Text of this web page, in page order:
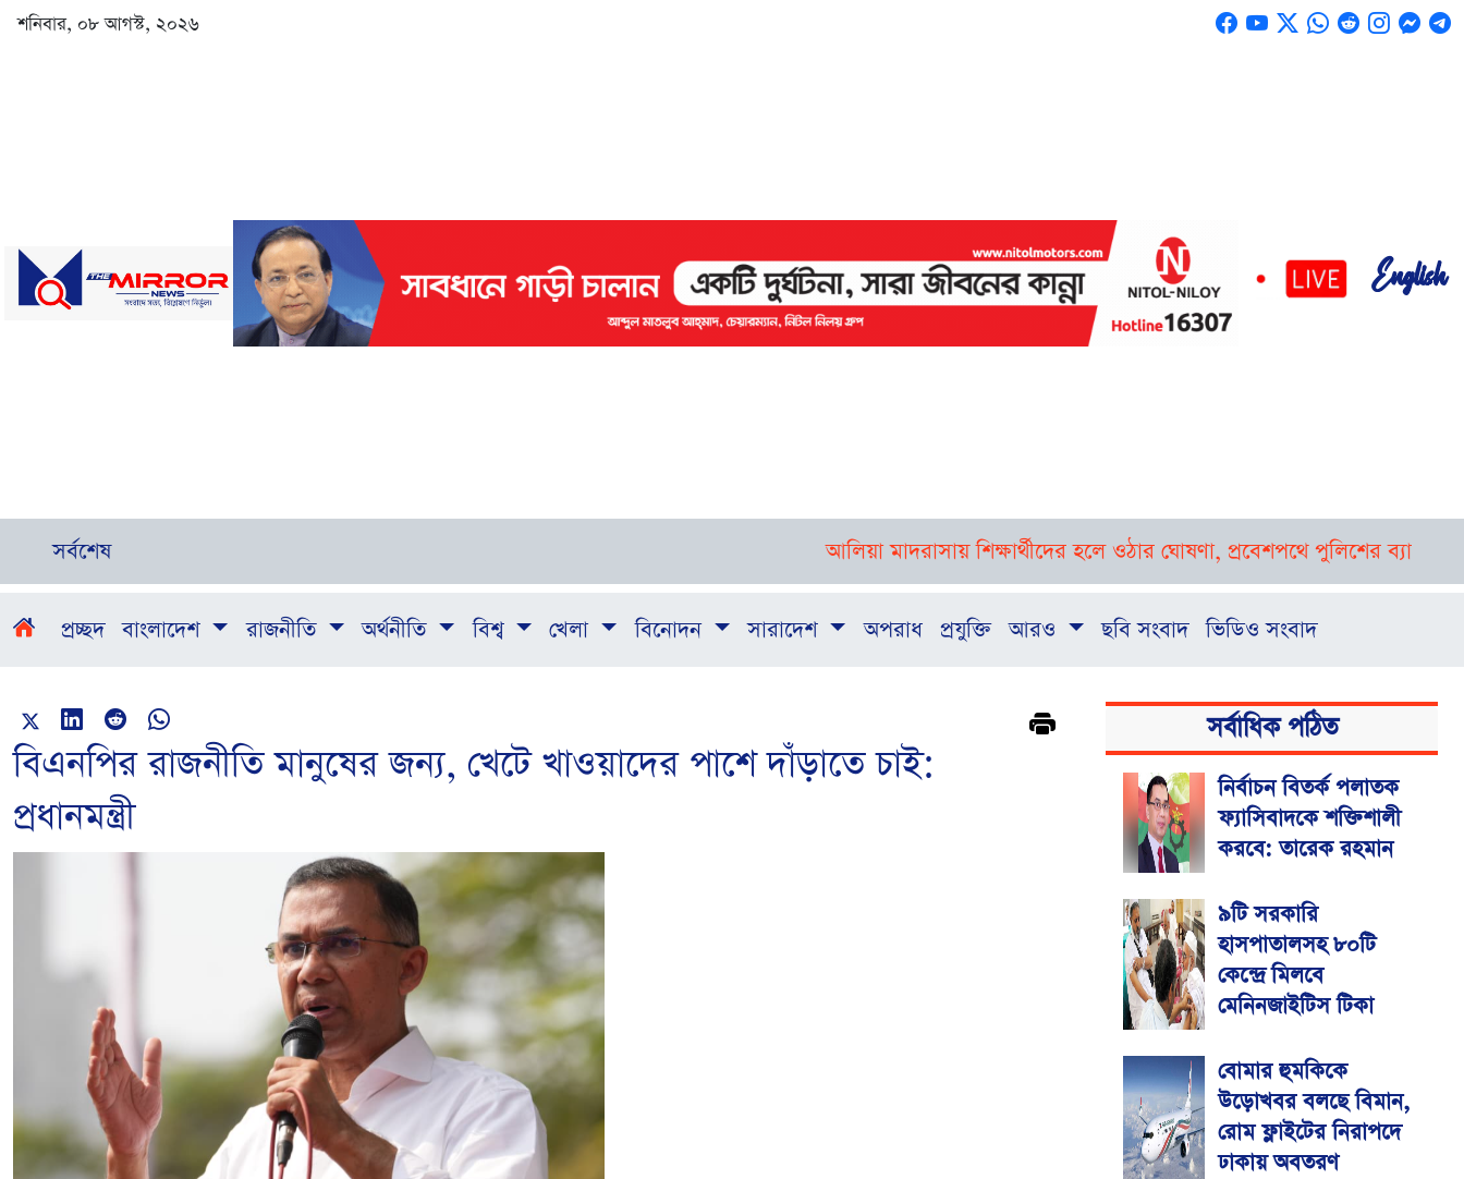
শনিবার, ০৮ আগস্ট, ২০২৬
English
সর্বশেষ আলিয়া মাদরাসায় শিক্ষার্থীদের হলে ওঠার ঘোষণা, প্রবেশপথে পুলিশের ব্যারিকেড
প্রচ্ছদ বাংলাদেশ রাজনীতি অর্থনীতি বিশ্ব খেলা বিনোদন সারাদেশ অপরাধ প্রযুক্তি আরও ছবি সংবাদ ভিডিও সংবাদ
বিএনপির রাজনীতি মানুষের জন্য, খেটে খাওয়াদের পাশে দাঁড়াতে চাই:
প্রধানমন্ত্রী
সর্বাধিক পঠিত
নির্বাচন বিতর্ক পলাতক
ফ্যাসিবাদকে শক্তিশালী
করবে: তারেক রহমান
৯টি সরকারি
হাসপাতালসহ ৮০টি
কেন্দ্রে মিলবে
মেনিনজাইটিস টিকা
বোমার হুমকিকে
উড়োখবর বলছে বিমান,
রোম ফ্লাইটের নিরাপদে
ঢাকায় অবতরণ